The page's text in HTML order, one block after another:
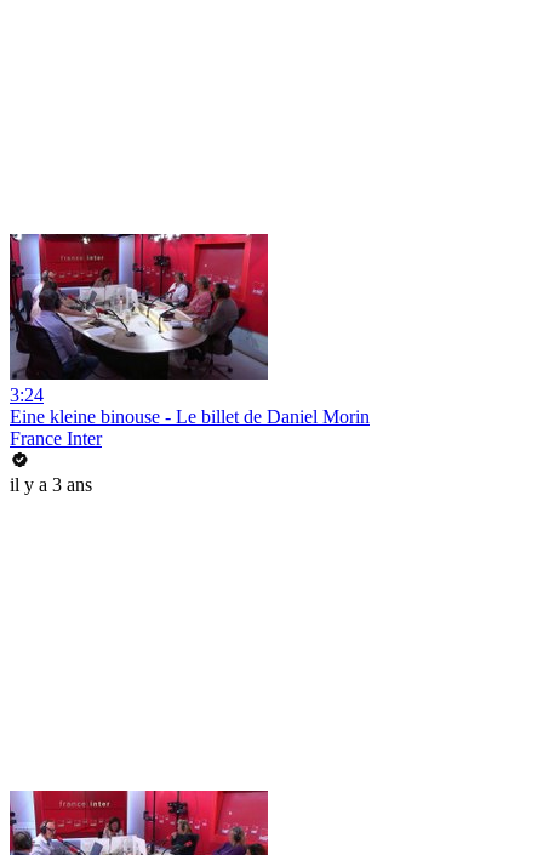
3:24
Eine kleine binouse - Le billet de Daniel Morin
France Inter
il y a 3 ans